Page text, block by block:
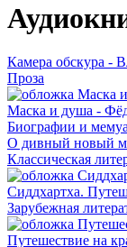
Камера обскура -
Проза
Маска и душа -
Биографии и
О дивный новый
Классическая
Сиддхартха.
Зарубежная
Путешествие на